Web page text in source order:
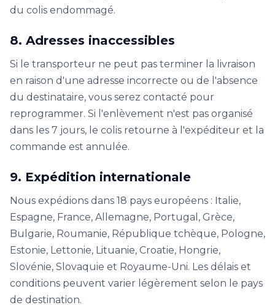
du colis endommagé.
8. Adresses inaccessibles
Si le transporteur ne peut pas terminer la livraison
en raison d'une adresse incorrecte ou de l'absence
du destinataire, vous serez contacté pour
reprogrammer. Si l'enlèvement n'est pas organisé
dans les 7 jours, le colis retourne à l'expéditeur et la
commande est annulée.
9. Expédition internationale
Nous expédions dans 18 pays européens : Italie,
Espagne, France, Allemagne, Portugal, Grèce,
Bulgarie, Roumanie, République tchèque, Pologne,
Estonie, Lettonie, Lituanie, Croatie, Hongrie,
Slovénie, Slovaquie et Royaume-Uni. Les délais et
conditions peuvent varier légèrement selon le pays
de destination.